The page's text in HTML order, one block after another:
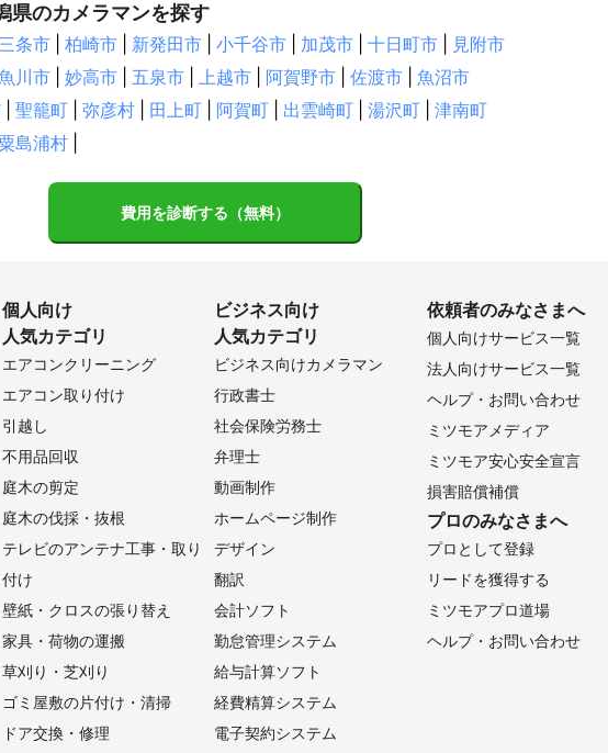
県のカメラマンを探す
条市 柏崎市 新発田市 小千谷市 加茂市 十日町市
見附市
川市 妙高市 五泉市 上越市 阿賀野市 佐渡市
魚沼市
聖籠町 弥彦村 田上町 阿賀町 出雲崎町 湯沢町
津南町
島浦村
費用を診断する（無料）
個人向け
人気カテゴリ
エアコンクリーニング
エアコン取り付け
引越し
不用品回収
庭木の剪定
庭木の伐採・抜根
テレビのアンテナ工事・取り
付け
壁紙・クロスの張り替え
家具・荷物の運搬
草刈り・芝刈り
ゴミ屋敷の片付け・清掃
ドア交換・修理
ビジネス向け
人気カテゴリ
ビジネス向けカメラマン
行政書士
社会保険労務士
弁理士
動画制作
ホームページ制作
デザイン
翻訳
会計ソフト
勤怠管理システム
給与計算ソフト
経費精算システム
電子契約システム
依頼者のみなさまへ
個人向けサービス一覧
法人向けサービス一覧
ヘルプ・お問い合わせ
ミツモアメディア
ミツモア安心安全宣言
損害賠償補償
プロのみなさまへ
プロとして登録
リードを獲得する
ミツモアプロ道場
ヘルプ・お問い合わせ